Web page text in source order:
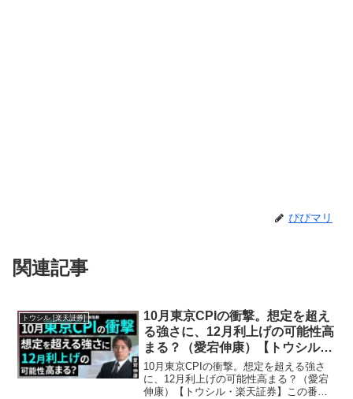
ぴぴマリ
関連記事
トウシル [楽天証券]
10月東京CPIの衝撃。想定を超え
る強さに、12月利上げの可能性高
まる？（愛宕伸康）【トウシル・
楽天証券】
10月東京CPIの衝撃。想定を超える強さ
に、12月利上げの可能性高まる？（愛宕
伸康）【トウシル・楽天証券】この番組